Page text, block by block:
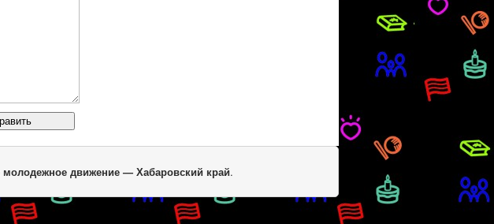
движение — Хабаровский край.